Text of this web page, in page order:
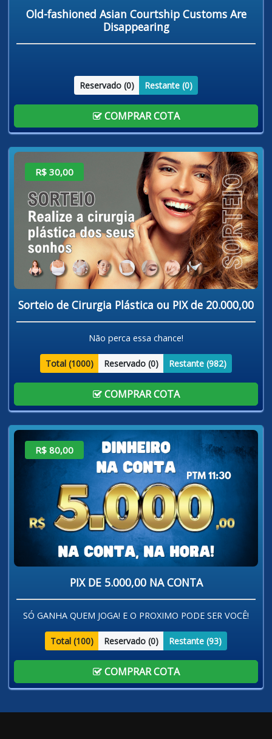
Old-fashioned Asian Courtship Customs Are
Disappearing
Reservado (0) Restante (0)
COMPRAR COTA
R$ 30,00
Sorteio de Cirurgia Plástica ou PIX de 20.000,00
Não perca essa chance!
Total (1000) Reservado (0) Restante (982)
COMPRAR COTA
R$ 80,00
PIX DE 5.000,00 NA CONTA
SÓ GANHA QUEM JOGA! E O PROXIMO PODE SER VOCÊ!
Total (100) Reservado (0) Restante (93)
COMPRAR COTA